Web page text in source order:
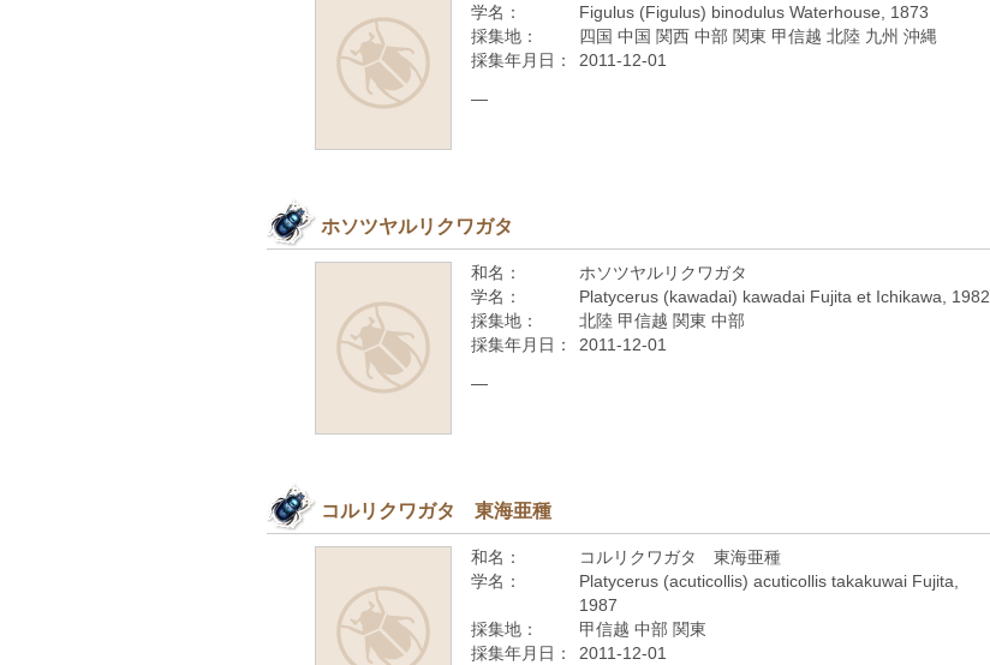
学名：
Figulus (Figulus) binodulus Waterhouse, 1873
採集地：
四国 中国 関西 中部 関東 甲信越 北陸 九州 沖縄
採集年月日：
2011-12-01
—
ホソツヤルリクワガタ
和名：
ホソツヤルリクワガタ
学名：
Platycerus (kawadai) kawadai Fujita et Ichikawa, 1982
採集地：
北陸 甲信越 関東 中部
採集年月日：
2011-12-01
—
コルリクワガタ 東海亜種
和名：
コルリクワガタ 東海亜種
学名：
Platycerus (acuticollis) acuticollis takakuwai Fujita,
1987
採集地：
甲信越 中部 関東
採集年月日：
2011-12-01